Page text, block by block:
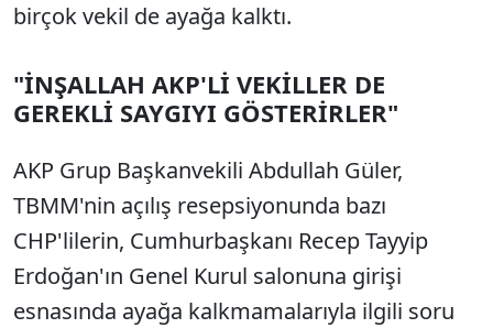
birçok vekil de ayağa kalktı.
"İNŞALLAH AKP'Lİ VEKİLLER DE
GEREKLİ SAYGIYI GÖSTERİRLER"
AKP Grup Başkanvekili Abdullah Güler,
TBMM'nin açılış resepsiyonunda bazı
CHP'lilerin, Cumhurbaşkanı Recep Tayyip
Erdoğan'ın Genel Kurul salonuna girişi
esnasında ayağa kalkmamalarıyla ilgili soru